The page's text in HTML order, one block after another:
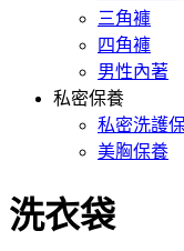
三角褲
四角褲
男性內著
私密保養
私密洗護
美胸保養
洗衣袋